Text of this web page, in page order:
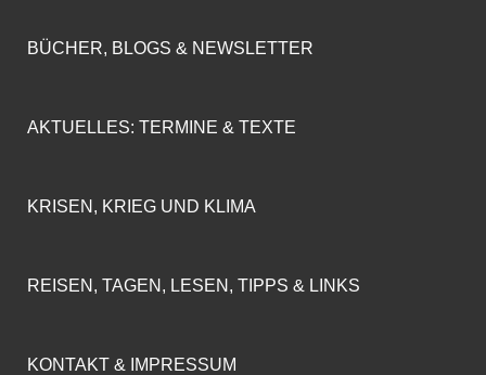
BÜCHER, BLOGS & NEWSLETTER
AKTUELLES: TERMINE & TEXTE
KRISEN, KRIEG UND KLIMA
REISEN, TAGEN, LESEN, TIPPS & LINKS
KONTAKT & IMPRESSUM